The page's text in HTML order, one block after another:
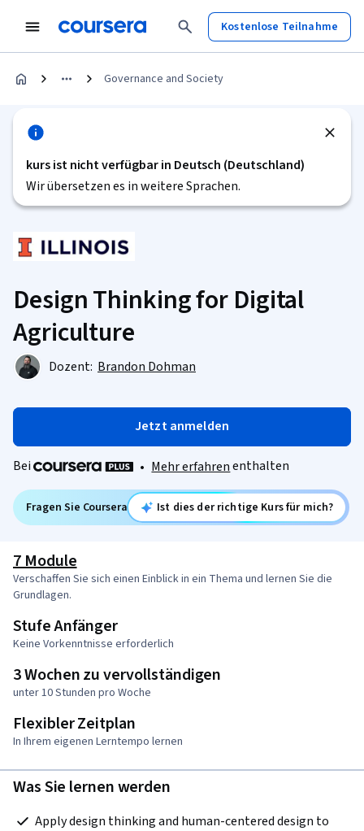
Kostenlose Teilnahme
Governance and Society
kurs ist nicht verfügbar in Deutsch (Deutschland)
Wir übersetzen es in weitere Sprachen.
Design Thinking for Digital
Agriculture
Dozent: Brandon Dohman
Jetzt anmelden
Bei • Mehr erfahrenenthalten
Fragen Sie Coursera Ist dies der richtige Kurs für mich?
7 Module
Verschaffen Sie sich einen Einblick in ein Thema und lernen Sie die
Grundlagen.
Stufe Anfänger
Keine Vorkenntnisse erforderlich
3 Wochen zu vervollständigen
unter 10 Stunden pro Woche
Flexibler Zeitplan
In Ihrem eigenen Lerntempo lernen
Was Sie lernen werden